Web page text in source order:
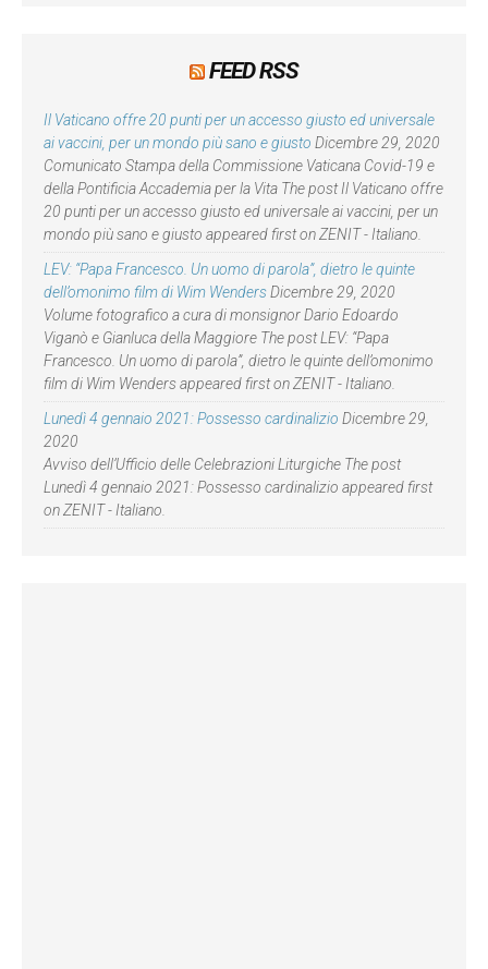
FEED RSS
Il Vaticano offre 20 punti per un accesso giusto ed universale
ai vaccini, per un mondo più sano e giusto Dicembre 29, 2020
Comunicato Stampa della Commissione Vaticana Covid-19 e
della Pontificia Accademia per la Vita The post Il Vaticano offre
20 punti per un accesso giusto ed universale ai vaccini, per un
mondo più sano e giusto appeared first on ZENIT - Italiano.
LEV: “Papa Francesco. Un uomo di parola”, dietro le quinte
dell’omonimo film di Wim WendersDicembre 29, 2020
Volume fotografico a cura di monsignor Dario Edoardo
Viganò e Gianluca della Maggiore The post LEV: “Papa
Francesco. Un uomo di parola”, dietro le quinte dell’omonimo
film di Wim Wenders appeared first on ZENIT - Italiano.
Lunedì 4 gennaio 2021: Possesso cardinalizio Dicembre 29,
2020
Avviso dell’Ufficio delle Celebrazioni Liturgiche The post
Lunedì 4 gennaio 2021: Possesso cardinalizio appeared first
on ZENIT - Italiano.